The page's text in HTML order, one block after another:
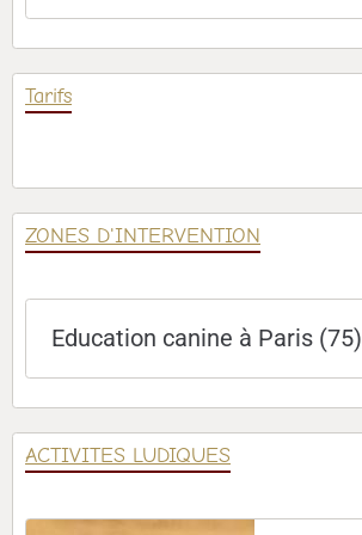
Tarifs
ZONES D'INTERVENTION
Education canine à Paris (75)
ACTIVITES LUDIQUES